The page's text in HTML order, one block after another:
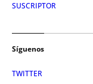
SUSCRIPTOR
Síguenos
TWITTER